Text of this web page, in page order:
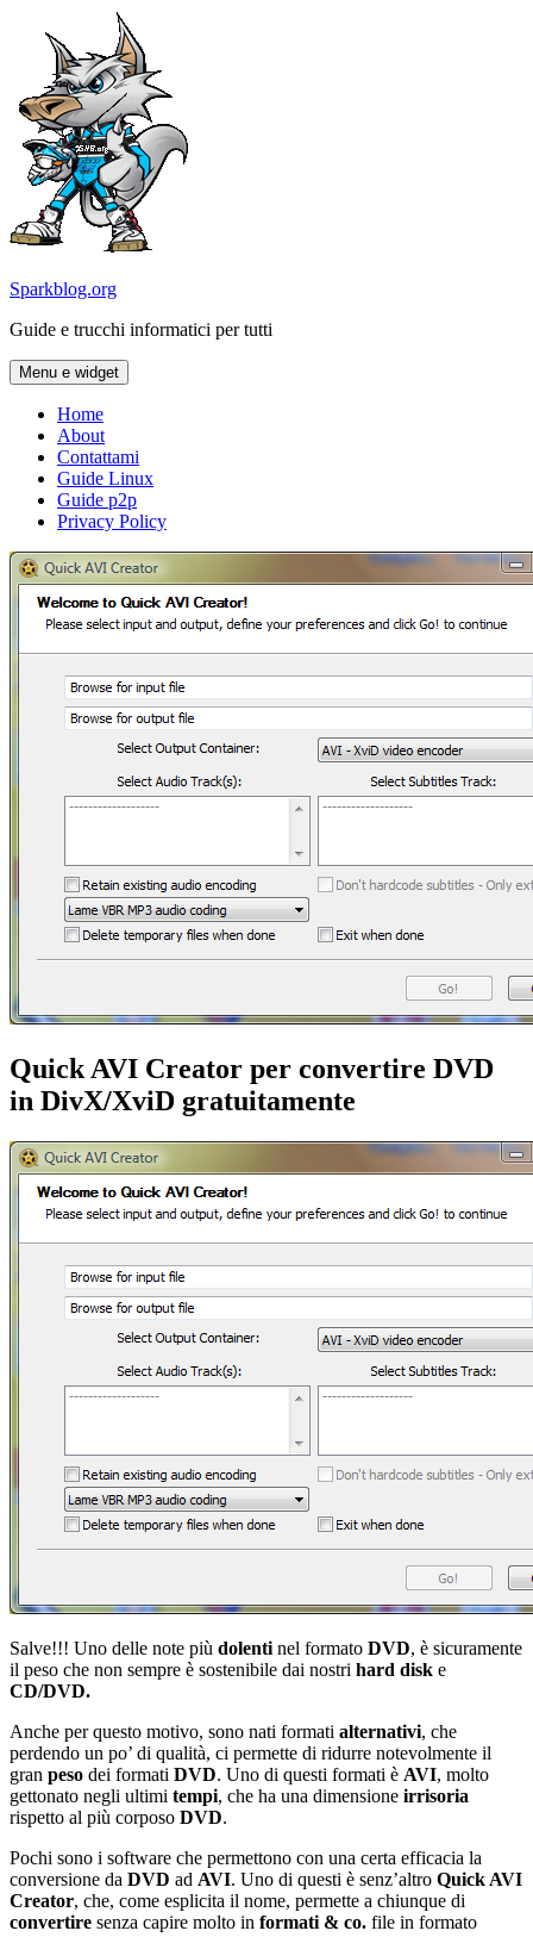
contenuto
Sparkblog.org
Guide e trucchi informatici per tutti
Menu e widget
Home
About
Contattami
Guide Linux
Guide p2p
Privacy Policy
Quick AVI Creator per convertire DVD
in DivX/XviD gratuitamente
Salve!!! Uno delle note più dolenti nel formato DVD, è sicuramente
il peso che non sempre è sostenibile dai nostri hard disk e
CD/DVD.
Anche per questo motivo, sono nati formati alternativi, che
perdendo un po’ di qualità, ci permette di ridurre notevolmente il
gran peso dei formati DVD. Uno di questi formati è AVI, molto
gettonato negli ultimi tempi, che ha una dimensione irrisoria
rispetto al più corposo DVD.
Pochi sono i software che permettono con una certa efficacia la
conversione da DVD ad AVI. Uno di questi è senz’altro Quick AVI
Creator, che, come esplicita il nome, permette a chiunque di
convertire senza capire molto in formati & co. file in formato